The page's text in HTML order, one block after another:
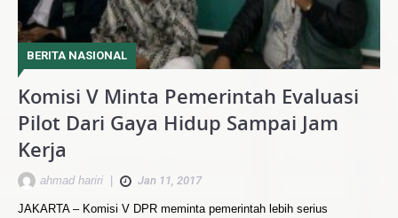
BERITA NASIONAL
Komisi V Minta Pemerintah Evaluasi
Pilot Dari Gaya Hidup Sampai Jam
Kerja
ahmad hariri | Jan 11, 2017
JAKARTA – Komisi V DPR meminta pemerintah lebih serius